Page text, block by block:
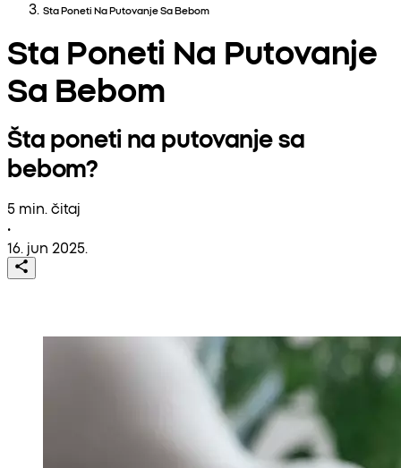
Sta Poneti Na Putovanje Sa Bebom
Sta Poneti Na Putovanje
Sa Bebom
Šta poneti na putovanje sa
bebom?
5 min. čitaj
•
16. jun 2025.